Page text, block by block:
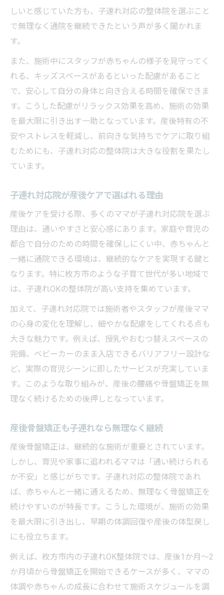
しいと感じていた方も、子連れ対応の整体院を選ぶこと
で無理なく通院を継続できたという声が多く聞かれま
す。
また、施術中にスタッフが赤ちゃんの様子を見守ってく
れる、キッズスペースがあるといった配慮があること
で、安心して自分の身体と向き合える時間を確保できま
す。こうした配慮がリラックス効果を高め、施術の効果
を最大限に引き出す一助となっています。産後特有の不
安やストレスを軽減し、前向きな気持ちでケアに取り組
むためにも、子連れ対応の整体院は大きな役割を果たし
ています。
子連れ対応院が産後ケアで選ばれる理由
産後ケアを受ける際、多くのママが子連れ対応院を選ぶ
理由は、通いやすさと安心感にあります。家庭や育児の
都合で自分のための時間を確保しにくい中、赤ちゃんと
一緒に通院できる環境は、継続的なケアを実現する鍵と
なります。特に枚方市のような子育て世代が多い地域で
は、子連れOKの整体院が高い支持を集めています。
加えて、子連れ対応院では施術者やスタッフが産後ママ
の心身の変化を理解し、細やかな配慮をしてくれる点も
大きな魅力です。例えば、授乳やおむつ替えスペースの
完備、ベビーカーのまま入店できるバリアフリー設計な
ど、実際の育児シーンに即したサービスが充実していま
す。このような取り組みが、産後の腰痛や骨盤矯正を無
理なく続けるための後押しとなっています。
産後骨盤矯正も子連れなら無理なく継続
産後骨盤矯正は、継続的な施術が重要とされています。
しかし、育児や家事に追われるママは「通い続けられる
か不安」と感じがちです。子連れ対応の整体院であれ
ば、赤ちゃんと一緒に通えるため、無理なく骨盤矯正を
続けやすいのが特長です。こうした環境が、施術の効果
を最大限に引き出し、早期の体調回復や産後の体型戻し
にも役立ちます。
例えば、枚方市内の子連れOK整体院では、産後1か月～2
か月頃から骨盤矯正を開始できるケースが多く、ママの
体調や赤ちゃんの成長に合わせて施術スケジュールを調